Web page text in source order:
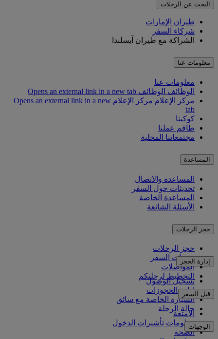
البحث عن الرحلات
طيران الإمارات
شركاء السفر
الشراكة مع طيران آيسلندا
معلومات عنا
معلومات عنا
الوظائف الوظائف Opens an external link in a new tab
مركز الإعلام
مركز الإعلام Opens an external link in a new
tab
كوكبنا
طاقم عملنا
مجتمعاتنا المحلية
المساعدة
المساعدة والاتصال
تحديثات حول السفر
المساعدة الخاصة
الأسئلة الشائعة
حجز الرحلات
حجز الرحلات
خدمات السفر
المواصلات
التخطيط لرحلتكم
إدارة الحجز
تسجيل الوصول
إدارة الحجوزات
السيارة الخاصة مع سائق
حالة الرحلة
قبل السفر
الأمتعة
معلومات تأشيرات الدخول
الصحة
الوجهات